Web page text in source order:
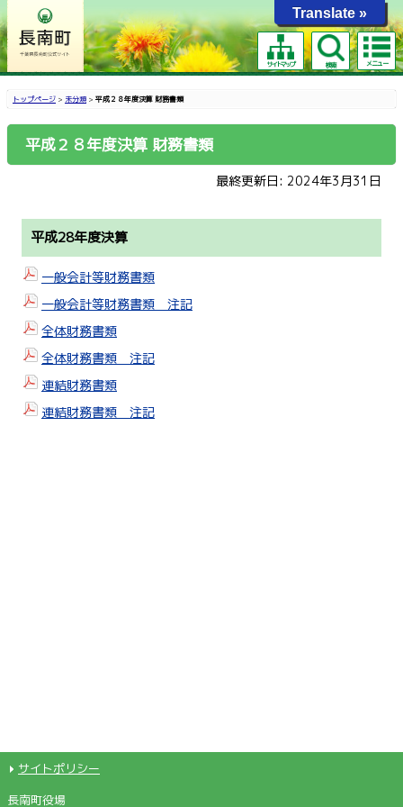
サイトマップ 検索 メニュー
トップページ > 未分類 > 平成２８年度決算 財務書類
平成２８年度決算 財務書類
最終更新日: 2024年3月31日
平成28年度決算
一般会計等財務書類
一般会計等財務書類 注記
全体財務書類
全体財務書類 注記
連結財務書類
連結財務書類 注記
サイトポリシー
長南町役場
Translate »